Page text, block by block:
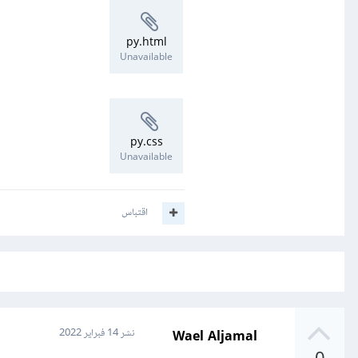
py.html
Unavailable
py.css
Unavailable
اقتباس
Wael Aljamal نشر14 فبراير 2022